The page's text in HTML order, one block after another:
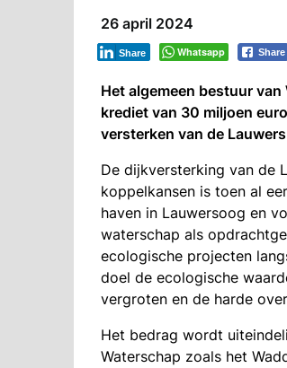
26 april 2024
Whatsapp Share
Share
Het algemeen bestuur
krediet van 30 miljoen
versterken van de
De dijkversterking van de
koppelkansen is toen al
haven in Lauwersoog en
waterschap als
ecologische projecten
doel de ecologische
vergroten en de harde
Het bedrag wordt
Waterschap zoals het